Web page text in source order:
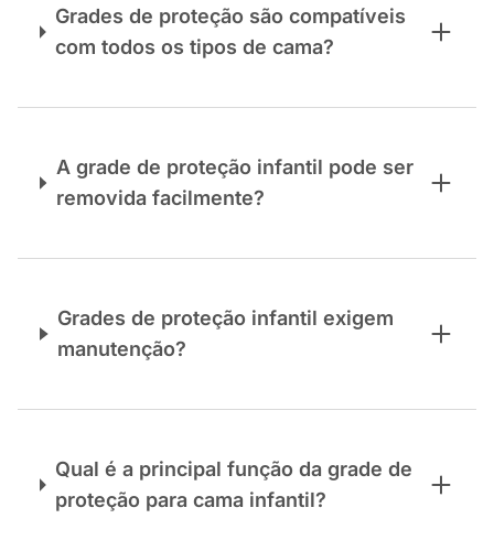
Grades de proteção são compatíveis
com todos os tipos de cama?
A grade de proteção infantil pode ser
removida facilmente?
Grades de proteção infantil exigem
manutenção?
Qual é a principal função da grade de
proteção para cama infantil?